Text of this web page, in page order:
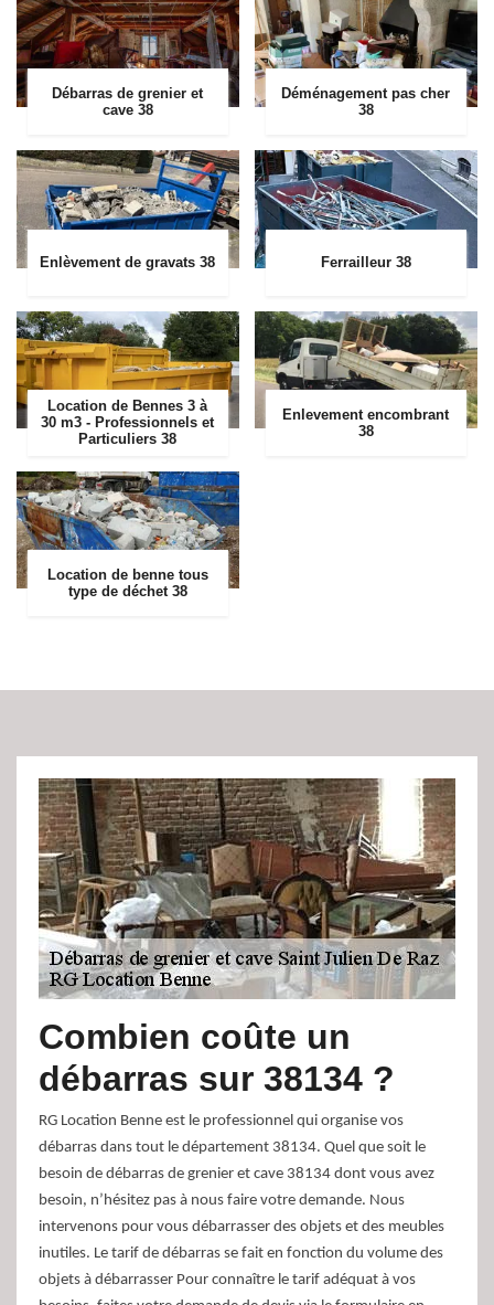
Débarras de grenier et
cave 38
Déménagement pas cher
38
Enlèvement de gravats 38 Ferrailleur 38
Location de Bennes 3 à
30 m3 - Professionnels et
Particuliers 38
Enlevement encombrant
38
Location de benne tous
type de déchet 38
Combien coûte un
débarras sur 38134 ?
RG Location Benne est le professionnel qui organise vos
débarras dans tout le département 38134. Quel que soit le
besoin de débarras de grenier et cave 38134 dont vous avez
besoin, n’hésitez pas à nous faire votre demande. Nous
intervenons pour vous débarrasser des objets et des meubles
inutiles. Le tarif de débarras se fait en fonction du volume des
objets à débarrasser Pour connaître le tarif adéquat à vos